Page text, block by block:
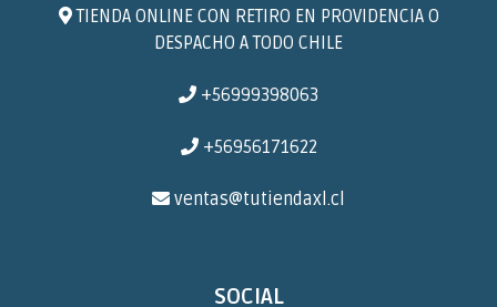
TIENDA ONLINE CON RETIRO EN PROVIDENCIA O
DESPACHO A TODO CHILE
+56999398063
+56956171622
ventas@tutiendaxl.cl
SOCIAL